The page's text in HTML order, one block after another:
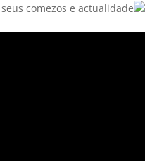
comezos e actualidade